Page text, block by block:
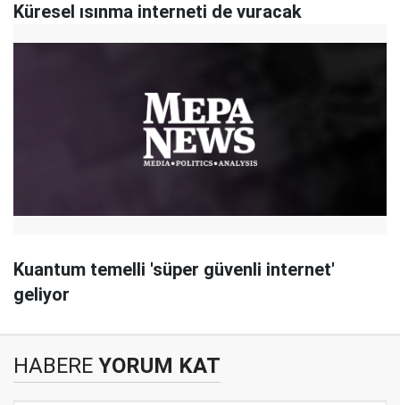
Küresel ısınma interneti de vuracak
Kuantum temelli 'süper güvenli internet'
geliyor
HABERE YORUM KAT